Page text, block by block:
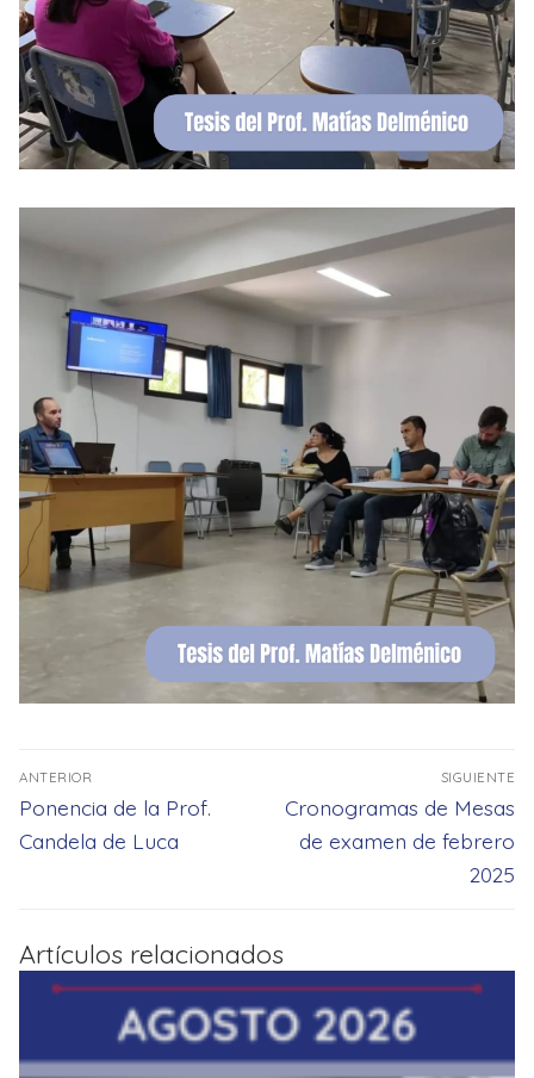
Navegación
de
entradas
ANTERIOR
Entrada
anterior:
Ponencia de la Prof.
Candela de Luca
SIGUIENTE
Entrada
siguiente:
Cronogramas de Mesas
de examen de febrero
2025
Artículos relacionados